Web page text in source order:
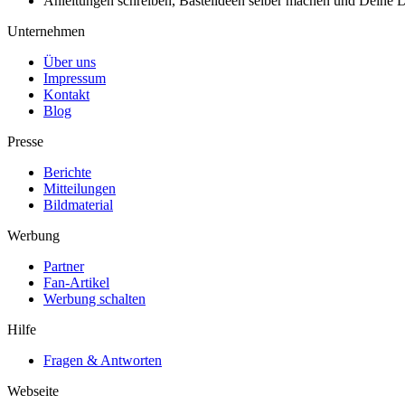
Unternehmen
Über uns
Impressum
Kontakt
Blog
Presse
Berichte
Mitteilungen
Bildmaterial
Werbung
Partner
Fan-Artikel
Werbung schalten
Hilfe
Fragen & Antworten
Webseite